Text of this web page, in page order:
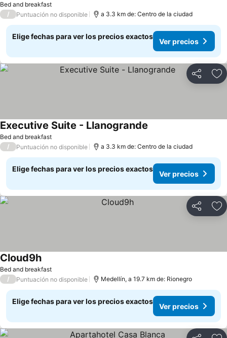
Bed and breakfast
/ Puntuación no disponible a 3.3 km de: Centro de la ciudad
Elige fechas para ver los precios exactos
Ver precios
Compartir
Bed and breakfast
Executive Suite - Llanogrande
/ Puntuación no disponible a 3.3 km de: Centro de la ciudad
Elige fechas para ver los precios exactos
Ver precios
Compartir
Bed and breakfast
Cloud9h
/ Puntuación no disponible Medellín, a 19.7 km de: Rionegro
Elige fechas para ver los precios exactos
Ver precios